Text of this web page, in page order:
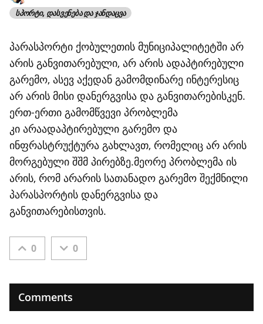
ᲡᲞᲝᲠᲢᲘ, ᲓᲐᲡᲕᲔᲜᲔᲑᲐ ᲓᲐ ᲯᲐᲜᲓᲐᲪᲕᲐ
პარასპორტი ქობულეთის მუნიციპალიტეტში არ
არის განვითარებული, არ არის ადაპტირებული
გარემო, ასევ აქედან გამომდინარე ინტერესიც
არ არის მისი დანერგვისა და განვითარებისკენ.
ერთ-ერთი გამომწვევი პრობლემა
კი არაადაპტირებული გარემო და
ინფრასტრუქტურა გახლავთ, რომელიც არ არის
მორგებული შშმ პირებზე.მეორე პრობლემა ის
არის, რომ არარის სათანადო გარემო შექმნილი
პარასპორტის დანერგვისა და
განვითარებისთვის.
0 0
Comments